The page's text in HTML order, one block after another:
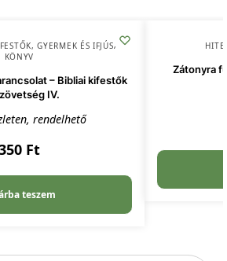
,GYERMEK ÉS IFJÚSÁG,
KÖNYV
– Bibliai kifestők
IV.
rendelhető
Ft
teszem
Zátonyra